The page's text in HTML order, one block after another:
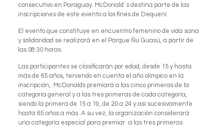
consecutivo en Paraguay. McDonald´s destina parte de las
inscripciones de este evento a los fines de Dequení.
El evento que constituye en encuentro femenino de vida sana
y solidaridad se realizará en el Parque Ñu Guasú, a partir de
las 08:30 horas.
Las participantes se clasificarán por edad, desde 15 y hasta
más de 65 años, teniendo en cuenta el año olímpico en la
inscripción,. McDonalds premiará a las cinco primeras de la
categoría general y a las tres primeras de cada categoría,
siendo la primera de 15 a 19, de 20 a 24 y así sucesivamente
hasta 65 años a más. A su vez, la organización considerará
una categoría especial para premiar a las tres primeras